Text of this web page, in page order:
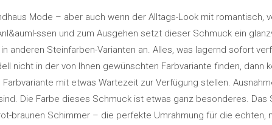
Mode – aber auch wenn der Alltags-Look mit romantisch,
ssen und zum Ausgehen setzt dieser Schmuck ein
anderen Steinfarben-Varianten an. Alles, was lagernd sofort
nicht in der von Ihnen gewünschten Farbvariante finden, dann
mit etwas Wartezeit zur Verfügung stellen.
Die Farbe dieses Schmuck ist etwas ganz besonderes.
braunen Schimmer – die perfekte Umrahmung für die echten,